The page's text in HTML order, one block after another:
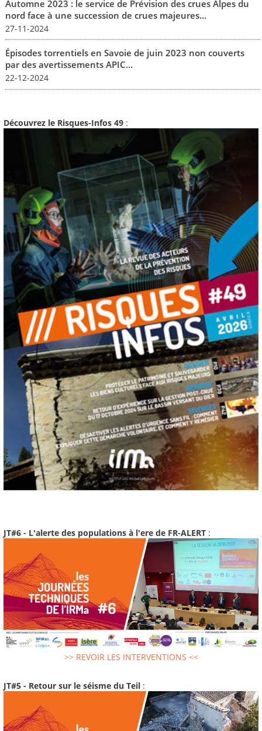
Automne 2023 : le service de Prévision des crues Alpes du
nord face à une succession de crues majeures...
27-11-2024
Épisodes torrentiels en Savoie de juin 2023 non couverts
par des avertissements APIC...
22-12-2024
Découvrez le Risques-Infos 49 :
JT#6 - L'alerte des populations à l'ere de FR-ALERT :
>> REVOIR LES INTERVENTIONS <<
JT#5 - Retour sur le séisme du Teil :